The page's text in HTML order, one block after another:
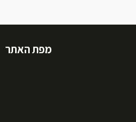
מפת האתר